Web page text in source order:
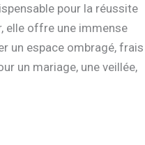
pour la réussite
elle offre une immense
un espace ombragé, frais
un mariage, une veillée,